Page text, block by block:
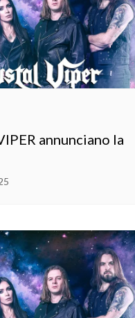
annunciano la